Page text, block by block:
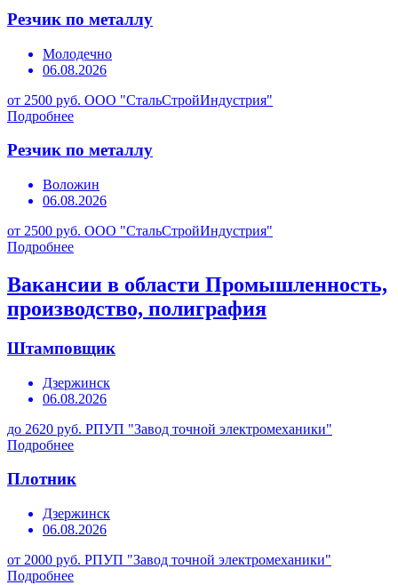
Резчик по металлу
Молодечно
06.08.2026
от 2500 руб. ООО "СтальСтройИндустрия"
Подробнее
Резчик по металлу
Воложин
06.08.2026
от 2500 руб. ООО "СтальСтройИндустрия"
Подробнее
Вакансии в области Промышленность,
производство, полиграфия
Штамповщик
Дзержинск
06.08.2026
до 2620 руб. РПУП "Завод точной электромеханики"
Подробнее
Плотник
Дзержинск
06.08.2026
от 2000 руб. РПУП "Завод точной электромеханики"
Подробнее